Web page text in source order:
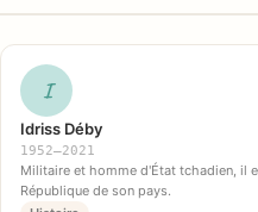
I
Idriss Déby
1952–2021
Militaire et homme d'État tchadien, il
République de son pays.